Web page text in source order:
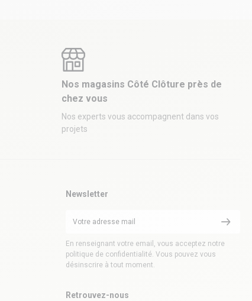
Nos magasins Côté Clôture près de
chez vous
Nos experts vous accompagnent dans vos
projets
Newsletter
En renseignant votre email, vous acceptez notre
politique de confidentialité. Vous pouvez vous
désinscrire à tout moment.
Retrouvez-nous